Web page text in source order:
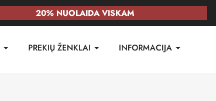
20% NUOLAIDA VISKAM
PREKIŲ ŽENKLAI INFORMACIJA